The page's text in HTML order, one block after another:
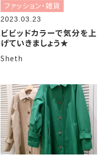
ファッション・雑貨
2023.03.23
ビビッドカラーで気分を上
げていきましょう★
Sheth